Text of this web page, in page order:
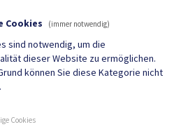
Amtstafel
Neuigkeiten
Cookies (immer notwendig)
sind notwendig, um die
dieser Website zu ermöglichen.
können Sie diese Kategorie nicht
Cookies